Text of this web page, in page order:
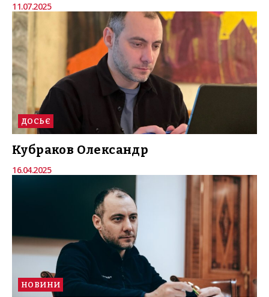
11.07.2025
ДОСЬЄ
Кубраков Олександр
16.04.2025
НОВИНИ